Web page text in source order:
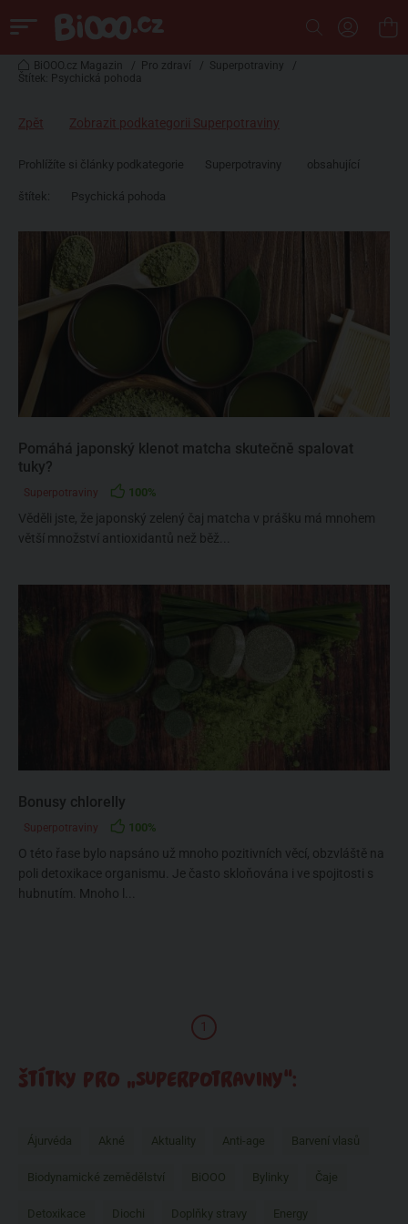
BiOOO.cz Magazin / Pro zdraví / Superpotraviny
/
Štítek: Psychická pohoda
Zpět Zobrazit podkategorii Superpotraviny
Prohlížíte si články podkategorie Superpotraviny obsahující
štítek: Psychická pohoda
Pomáhá japonský klenot matcha skutečně spalovat
tuky?
Superpotraviny 100%
Věděli jste, že japonský zelený čaj matcha v prášku má mnohem
větší množství antioxidantů než běž...
Bonusy chlorelly
Superpotraviny 100%
O této řase bylo napsáno už mnoho pozitivních věcí, obzvláště na
poli detoxikace organismu. Je často skloňována i ve spojitosti s
hubnutím. Mnoho l...
1
ŠTÍTKY PRO „SUPERPOTRAVINY“:
Ájurvéda Akné Aktuality Anti-age Barvení vlasů
Biodynamické zemědělství BiOOO Bylinky Čaje
Detoxikace Diochi Doplňky stravy Energy